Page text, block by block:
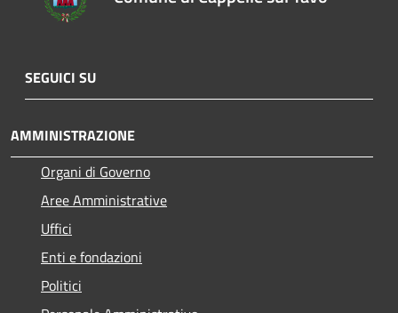
SEGUICI SU
AMMINISTRAZIONE
Organi di Governo
Aree Amministrative
Uffici
Enti e fondazioni
Politici